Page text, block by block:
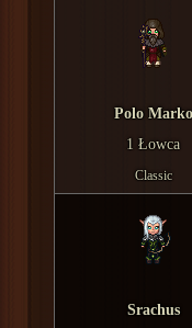
Polo Marko
1 Łowca
Classic
Srachus